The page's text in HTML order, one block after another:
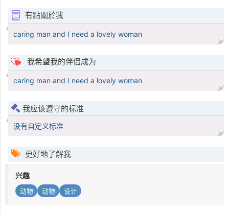
有點關於我
caring man and I need a lovely woman
我希望我的伴侣成为
caring man and I need a lovely woman
我应该遵守的标准
没有自定义标准
更好地了解我
兴趣
动物 动物 设计